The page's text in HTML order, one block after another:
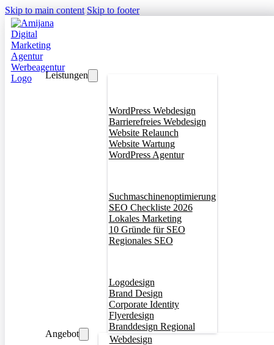
Skip to main content Skip to footer
Leistungen
WordPress Webdesign
Barrierefreies Webdesign
Website Relaunch
Website Wartung
WordPress Agentur
Suchmaschinenoptimierung
SEO Checkliste 2026
Lokales Marketing
10 Gründe für SEO
Regionales SEO
Logodesign
Brand Design
Corporate Identity
Flyerdesign
Branddesign Regional
Angebot
Webdesign